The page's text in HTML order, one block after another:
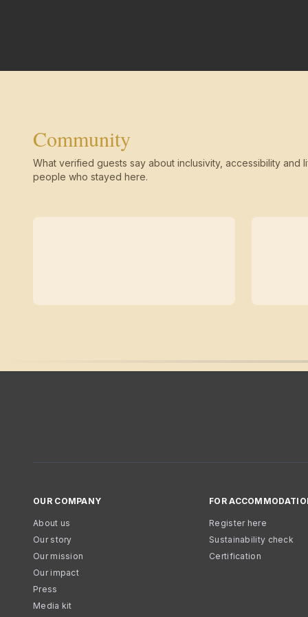
Community
What verified guests say about inclusivity, accessibility and
people who stayed here.
OUR COMPANY
About us
Our story
Our mission
Our impact
Press
Media kit
FOR
Register here
Sustainability check
Certification